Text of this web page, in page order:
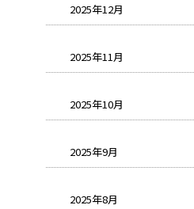
2025年12月
2025年11月
2025年10月
2025年9月
2025年8月